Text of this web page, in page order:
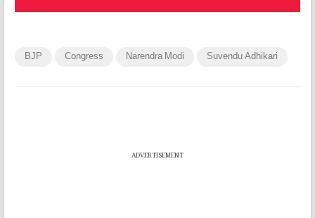
BJP Congress Narendra Modi Suvendu Adhikari
ADVERTISEMENT